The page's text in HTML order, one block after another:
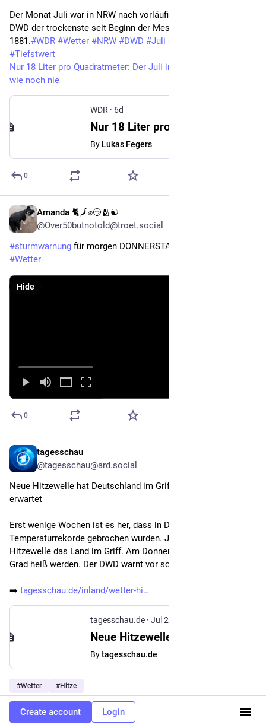
Der Monat Juli war in NRW nach vorläufigen Angaben des
DWD der trockenste seit Beginn der Messgeschichte im Jahr
1881.#WDR #Wetter #NRW #DWD #Juli
#Tiefstwert
Nur 18 Liter pro Quadratmeter: Der Juli in NRW war so trocken
wie noch nie
WDR · 6d
By Lukas Fegers
0
Amanda 🐈🗾✊😏🫂☯️
@Over50butnotold@troet.social
#sturmwarnung für morgen DONNERSTAG 30.07.
#Wetter
Hide
0
tagesschau
@tagesschau@ard.social
Neue Hitzewelle hat Deutschland im Griff - schwere Gewitter
erwartet
Erst wenige Wochen ist es her, dass in Deutschland
Temperaturrekorde gebrochen wurden. Jetzt hat die nächste
Hitzewelle das Land im Griff. Am Donnerstag soll es bis zu 39
Grad heiß werden. Der DWD warnt vor schweren Gewittern.
➡️ tagesschau.de/inland/wetter-hi
tagesschau.de · Jul 29
Bytagesschau.de
#Wetter #Hitze
4
Create account Login